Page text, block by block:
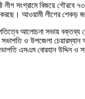
সংগ্রামে বিজয়ে
আওয়ামী লীগের
আলোচনা সভায়
ও উপজেলা চেয়ারম্যান
এসএম বোরহান উদ্দিন